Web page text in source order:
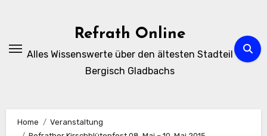
Refrath Online
Alles Wissenswerte über den ältesten Stadteil
Bergisch Gladbachs
Home
Veranstaltung